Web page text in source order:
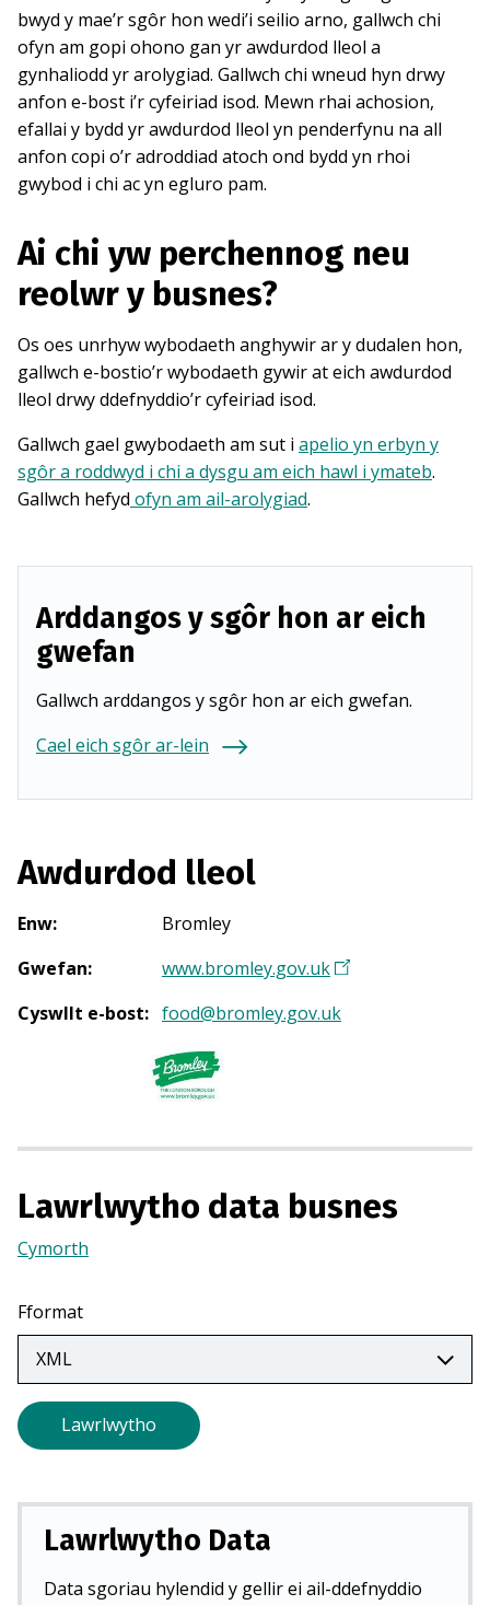
bwyd y mae’r sgôr hon wedi’i seilio arno, gallwch chi
ofyn am gopi ohono gan yr awdurdod lleol a
gynhaliodd yr arolygiad. Gallwch chi wneud hyn drwy
anfon e-bost i’r cyfeiriad isod. Mewn rhai achosion,
efallai y bydd yr awdurdod lleol yn penderfynu na all
anfon copi o’r adroddiad atoch ond bydd yn rhoi
gwybod i chi ac yn egluro pam.
Ai chi yw perchennog neu
reolwr y busnes?
Os oes unrhyw wybodaeth anghywir ar y dudalen hon,
gallwch e-bostio’r wybodaeth gywir at eich awdurdod
lleol drwy ddefnyddio’r cyfeiriad isod.
Gallwch gael gwybodaeth am sut i apelio yn erbyn y
sgôr a roddwyd i chi a dysgu am eich hawl i ymateb.
Gallwch hefyd ofyn am ail-arolygiad.
Arddangos y sgôr hon ar eich
gwefan
Gallwch arddangos y sgôr hon ar eich gwefan.
Cael eich sgôr ar-lein
Awdurdod lleol
Enw:
Bromley
Gwefan: www.bromley.gov.uk(
n
w
e
Cyswllt e-bost: food@bromley.gov.uk
Lawrlwytho data busnes
Cymorth
tab
Fformat
Lawrlwytho
Lawrlwytho Data
Data sgoriau hylendid y gellir ei ail-ddefnyddio